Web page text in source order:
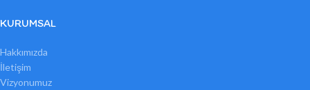
KURUMSAL
Hakkımızda
İletişim
Vizyonumuz